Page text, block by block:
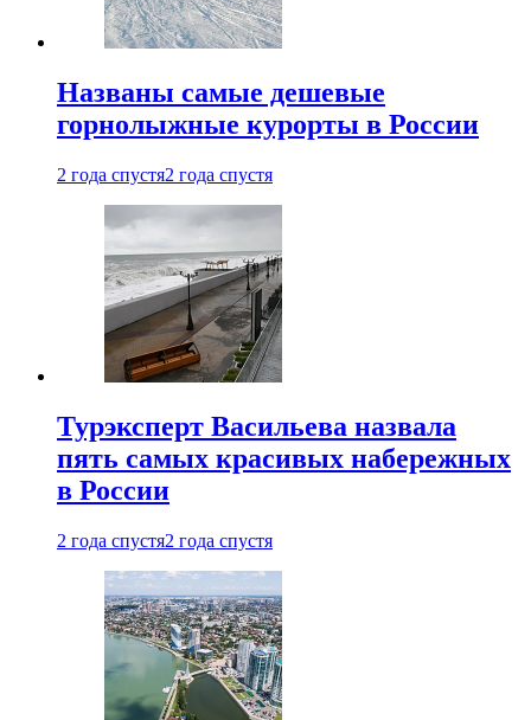
Названы самые дешевые
горнолыжные курорты в России
2 года спустя2 года спустя
Турэксперт Васильева назвала
пять самых красивых набережных
в России
2 года спустя2 года спустя